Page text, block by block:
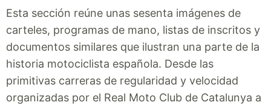
Esta sección reúne unas sesenta imágenes de
carteles, programas de mano, listas de inscritos y
documentos similares que ilustran una parte de la
historia motociclista española. Desde las
primitivas carreras de regularidad y velocidad
organizadas por el Real Moto Club de Catalunya a